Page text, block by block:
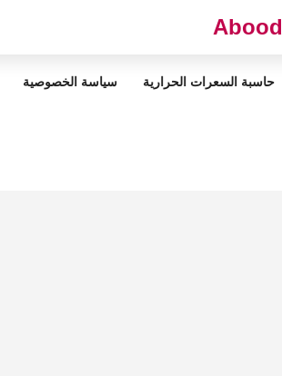
حاسبة السعرات الحرارية سياسة الخصوصية